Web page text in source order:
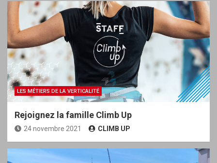
LES MÉTIERS DE LA VERTICALITÉ
Rejoignez la famille Climb Up
24 novembre 2021 CLIMB UP